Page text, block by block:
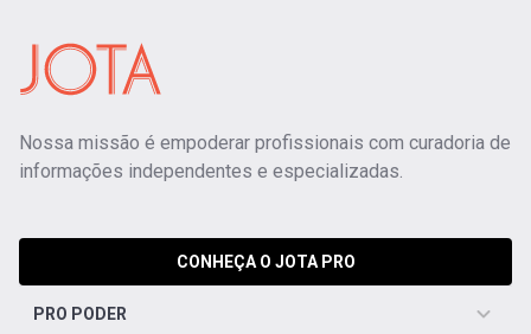
Nossa missão é empoderar profissionais com curadoria de
informações independentes e especializadas.
CONHEÇA O JOTA PRO
PRO PODER